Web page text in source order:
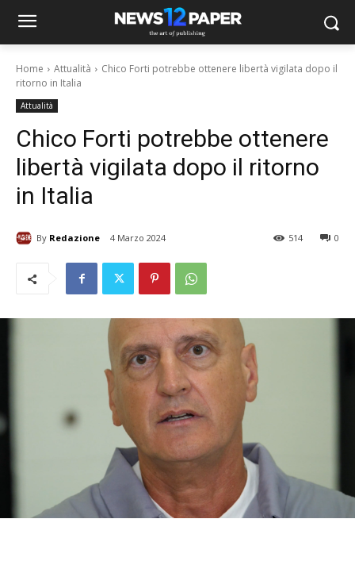
Home Attualità
​Chico Forti potrebbe ottenere libertà vigilata dopo il
ritorno in Italia​
Attualità
​Chico Forti potrebbe ottenere
libertà vigilata dopo il ritorno
in Italia​
By Redazione 4 Marzo 2024 0
514